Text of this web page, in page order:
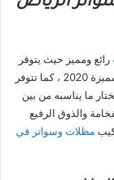
رائع ومميز حيث يتوفر
لدينا أشكال مظلات وسواتر عديدة بأشكال مميزة 2020 ، كما تتوفر
ما يناسبه من بين
والذوق الرفيع
مظلات وسواتر في